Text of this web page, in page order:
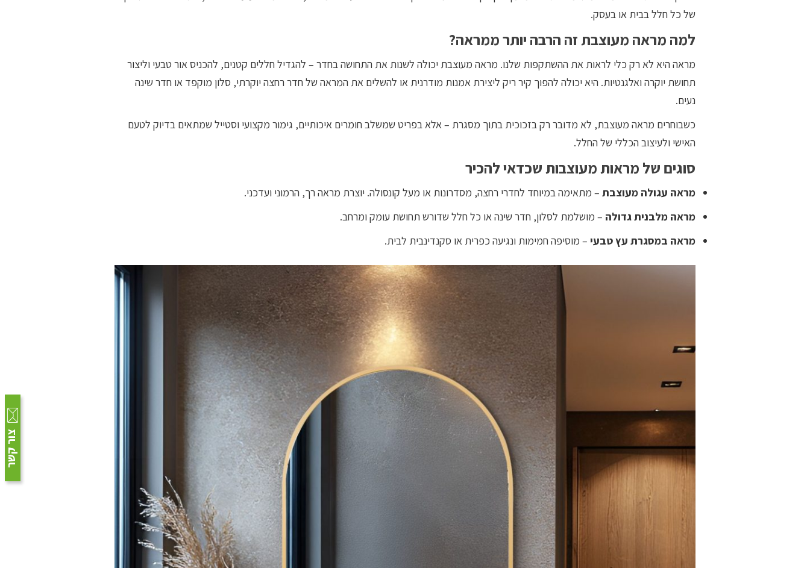
צור קשר
של כל חלל בבית או בעסק.
למה מראה מעוצבת זה הרבה יותר ממראה?
מראה היא לא רק כלי לראות את ההשתקפות שלנו. מראה מעוצבת יכולה לשנות את התחושה בחדר – להגדיל חללים קטנים, להכניס אור טבעי וליצור
תחושת יוקרה ואלגנטיות. היא יכולה להפוך קיר ריק ליצירת אמנות מודרנית או להשלים את המראה של חדר רחצה יוקרתי, סלון מוקפד או חדר שינה
נעים.
כשבוחרים מראה מעוצבת, לא מדובר רק בזכוכית בתוך מסגרת – אלא בפריט שמשלב חומרים איכותיים, גימור מקצועי וסטייל שמתאים בדיוק לטעם
האישי ולעיצוב הכללי של החלל.
סוגים של מראות מעוצבות שכדאי להכיר
מראה עגולה מעוצבת – מתאימה במיוחד לחדרי רחצה, מסדרונות או מעל קונסולה. יוצרת מראה רך, הרמוני ועדכני.
מראה מלבנית גדולה – מושלמת לסלון, חדר שינה או כל חלל שדורש תחושת עומק ומרחב.
מראה במסגרת עץ טבעי – מוסיפה חמימות ונגיעה כפרית או סקנדינבית לבית.